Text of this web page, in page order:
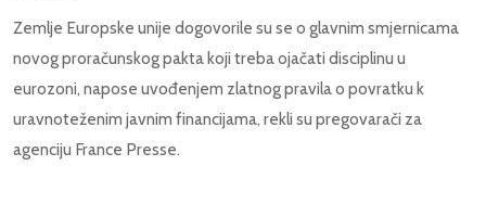
Zemlje Europske unije dogovorile su se o glavnim smjernicama
novog proračunskog pakta koji treba ojačati disciplinu u
eurozoni, napose uvođenjem zlatnog pravila o povratku k
uravnoteženim javnim financijama, rekli su pregovarači za
agenciju France Presse.